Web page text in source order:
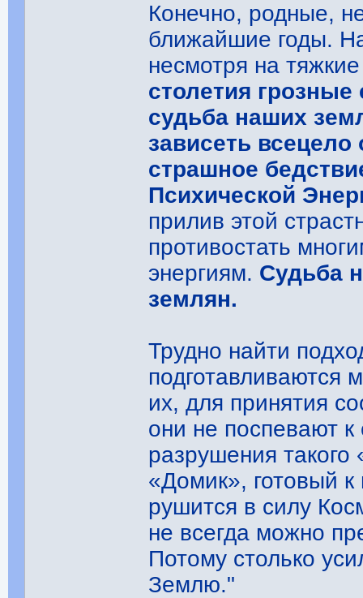
Конечно, родные,
ближайшие годы.
несмотря на
столетия
судьба наших
зависеть всецело
страшное
Психической
прилив этой
противостать
энергиям. Судьба
землян.
Трудно найти
подготавливаются
их, для принятия
они не поспевают
разрушения
«Домик», готовый
рушится в силу
не всегда можно
Потому столько
Землю."